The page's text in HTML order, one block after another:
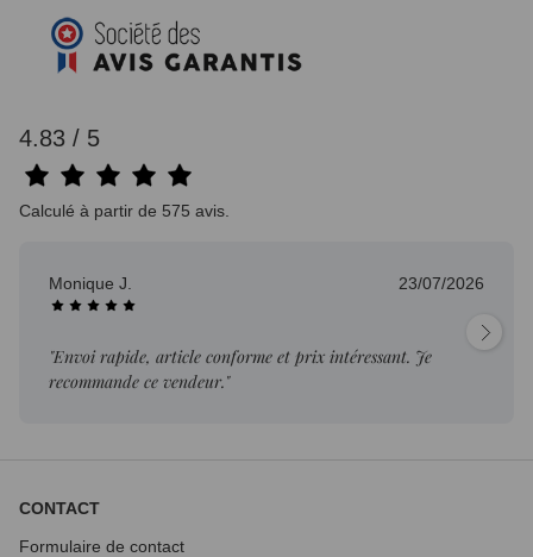
4.83 / 5
Calculé à partir de 575 avis.
Monique J. 23/07/2026
"Envoi rapide, article conforme et prix intéressant. Je
recommande ce vendeur."
CONTACT
Formulaire de contact